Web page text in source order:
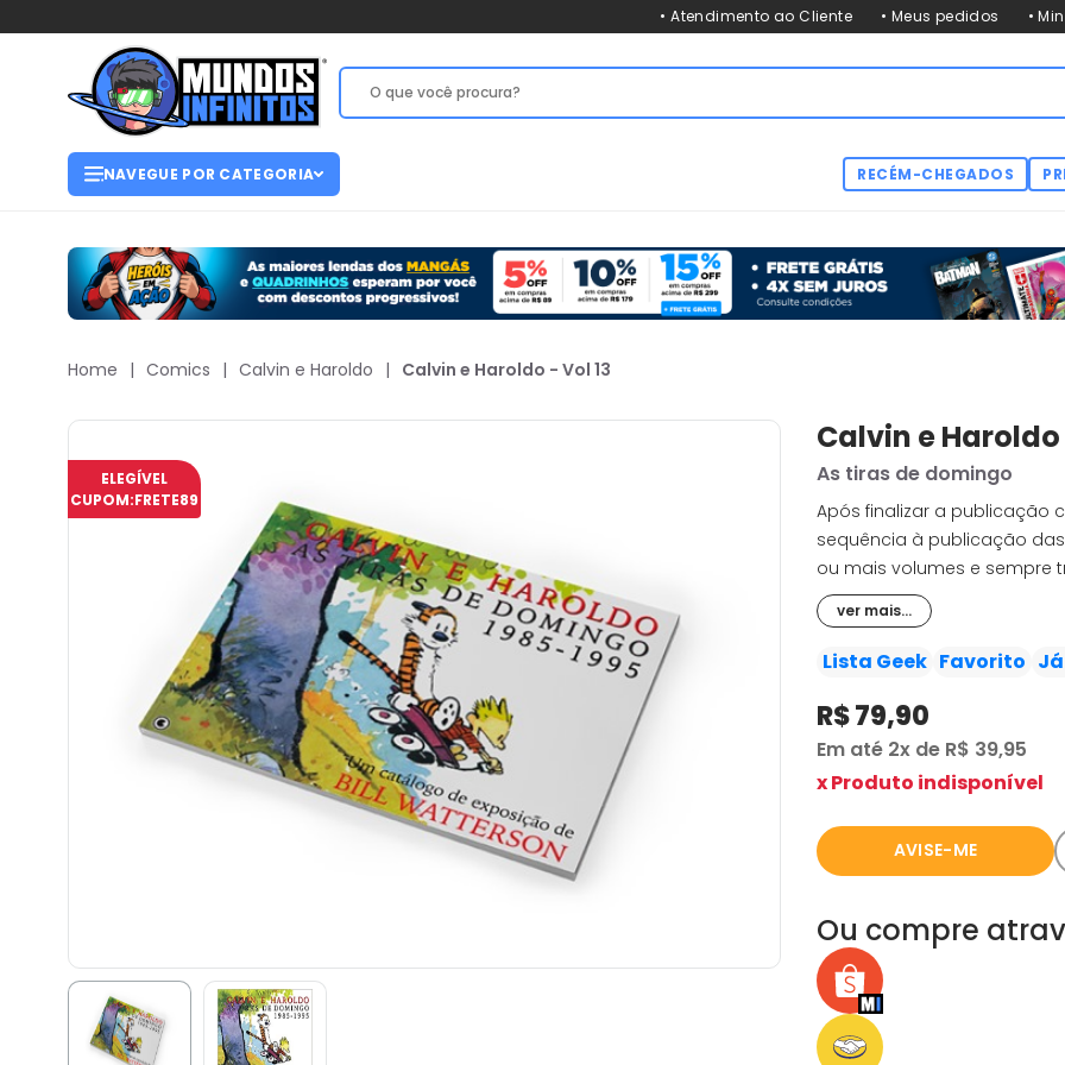
• Atendimento ao Cliente • Meus pedidos •
NAVEGUE POR CATEGORIA RECÉM-CHEGADOS
Home | Comics | Calvin e Haroldo | Calvin e Haroldo - Vol 13
ELEGÍVEL
CUPOM:FRETE89
Calvin e Haroldo
As tiras de domingo
Após finalizar a publicação
sequência à publicação
ou mais volumes e sempre
de Domingo 1985-1995.
dominicais de Calvin, este
comentadas por ele. O
Watterson ao longo do
melhor o espaço disponível
de jornais. Um título
ver mais...
Lista Geek Favorito
R$ 79,90
Em até 2x de R$ 39,95
x Produto indisponível
AVISE-ME
Ou compre